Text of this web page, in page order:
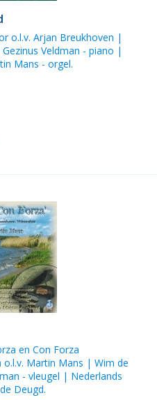
o.l.v. Arjan Breukhoven |
Gezinus Veldman - piano |
Mans - orgel.
en Con Forza
o.l.v. Martin Mans | Wim de
- vleugel | Nederlands
Deugd.